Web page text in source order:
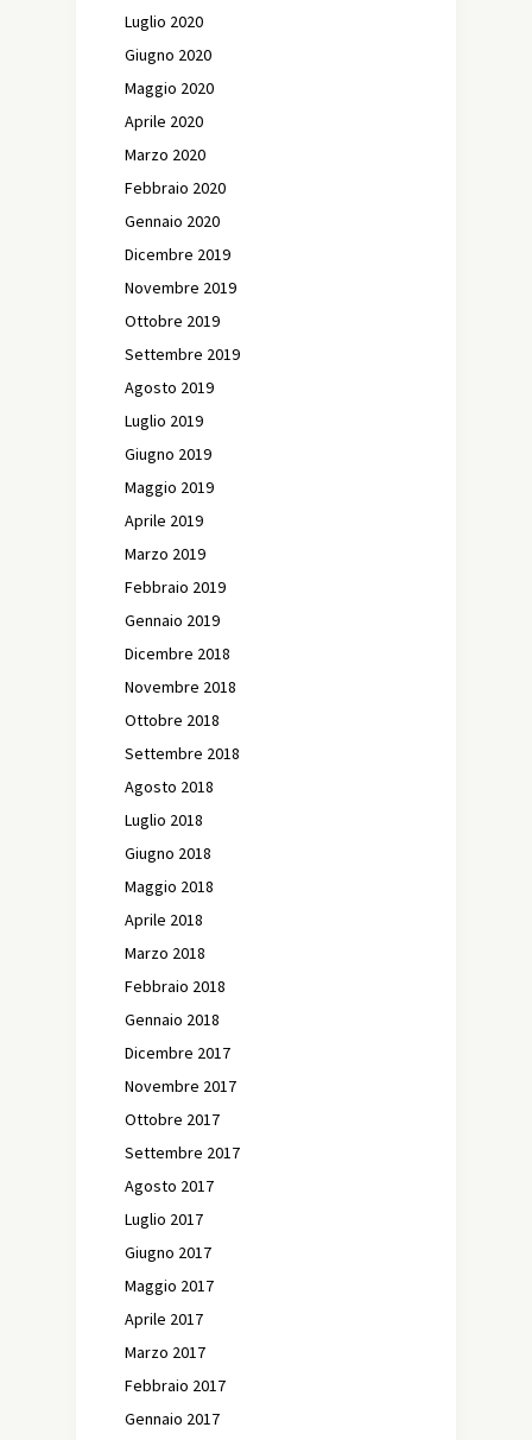
Luglio 2020
Giugno 2020
Maggio 2020
Aprile 2020
Marzo 2020
Febbraio 2020
Gennaio 2020
Dicembre 2019
Novembre 2019
Ottobre 2019
Settembre 2019
Agosto 2019
Luglio 2019
Giugno 2019
Maggio 2019
Aprile 2019
Marzo 2019
Febbraio 2019
Gennaio 2019
Dicembre 2018
Novembre 2018
Ottobre 2018
Settembre 2018
Agosto 2018
Luglio 2018
Giugno 2018
Maggio 2018
Aprile 2018
Marzo 2018
Febbraio 2018
Gennaio 2018
Dicembre 2017
Novembre 2017
Ottobre 2017
Settembre 2017
Agosto 2017
Luglio 2017
Giugno 2017
Maggio 2017
Aprile 2017
Marzo 2017
Febbraio 2017
Gennaio 2017